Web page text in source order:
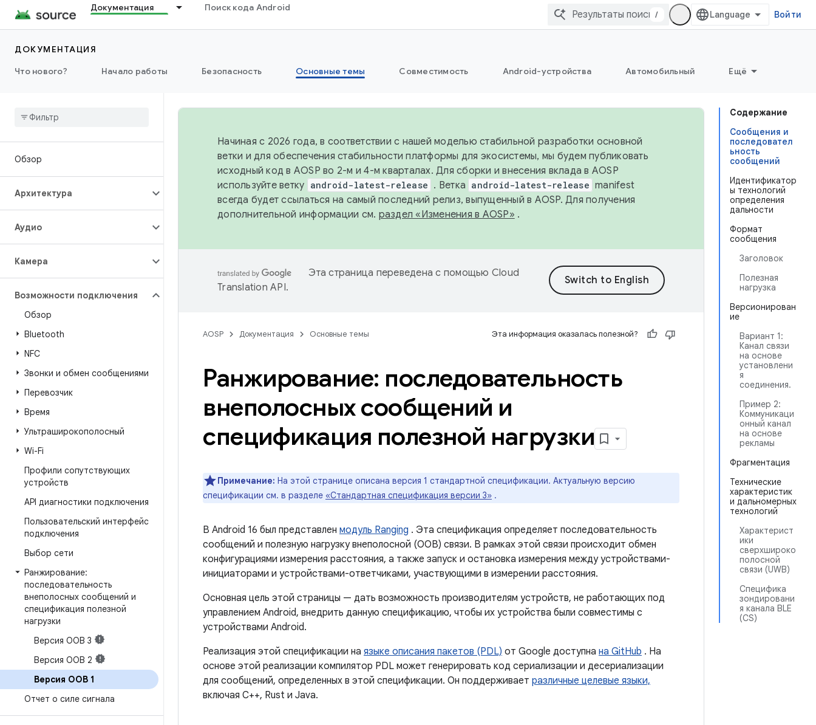
Документация Поиск кода Android
/ Войти
ДОКУМЕНТАЦИЯ
Что нового?
Начало работы Безопасность Основные темы Совместимость Android-устройства Автомобильный Ещё
Обзор
Архитектура
Аудио
Камера
Возможности подключения
Обзор
Bluetooth
NFC
Звонки и обмен сообщениями
Перевозчик
Время
Ультраширокополосный
Wi-Fi
Профили сопутствующих
устройств
API диагностики подключения
Пользовательский интерфейс
подключения
Выбор сети
Ранжирование:
последовательность
внеполосных сообщений и
спецификация полезной
нагрузки
Версия OOB 3
Версия OOB 2
Версия OOB 1
Отчет о силе сигнала
Содержание
Сообщения и
последовател
ьность
сообщений
Идентификатор
ы технологий
определения
дальности
Формат
сообщения
Заголовок
Полезная
нагрузка
Версионирован
ие
Вариант 1:
Канал связи
на основе
установлени
я
соединения.
Пример 2:
Коммуникаци
онный канал
на основе
рекламы
Фрагментация
Технические
характеристик
и дальномерных
технологий
Характерист
ики
сверхшироко
полосной
связи (UWB)
Специфика
зондировани
я канала BLE
(CS)
Начиная с 2026 года, в соответствии с нашей моделью стабильной разработки основной
ветки и для обеспечения стабильности платформы для экосистемы, мы будем публиковать
исходный код в AOSP во 2-м и 4-м кварталах. Для сборки и внесения вклада в AOSP
используйте ветку android-latest-release . Ветка android-latest-release manifest
всегда будет ссылаться на самый последний релиз, выпущенный в AOSP. Для получения
дополнительной информации см. раздел «Изменения в AOSP» .
Эта страница переведена с помощью Cloud
Translation API.
AOSP Документация Основные темы Эта информация оказалась полезной?
Ранжирование: последовательность
внеполосных сообщений и
спецификация полезной нагрузки
Примечание: На этой странице описана версия 1 стандартной спецификации. Актуальную версию
спецификации см. в разделе «Стандартная спецификация версии 3» .
В Android 16 был представлен модуль Ranging . Эта спецификация определяет последовательность
сообщений и полезную нагрузку внеполосной (OOB) связи. В рамках этой связи происходит обмен
конфигурациями измерения расстояния, а также запуск и остановка измерения между устройствами-
инициаторами и устройствами-ответчиками, участвующими в измерении расстояния.
Основная цель этой страницы — дать возможность производителям устройств, не работающих под
управлением Android, внедрить данную спецификацию, чтобы их устройства были совместимы с
устройствами Android.
Реализация этой спецификации на языке описания пакетов (PDL) от Google доступна на GitHub . На
основе этой реализации компилятор PDL может генерировать код сериализации и десериализации
для сообщений, определенных в этой спецификации. Он поддерживает различные целевые языки,
включая C++, Rust и Java.